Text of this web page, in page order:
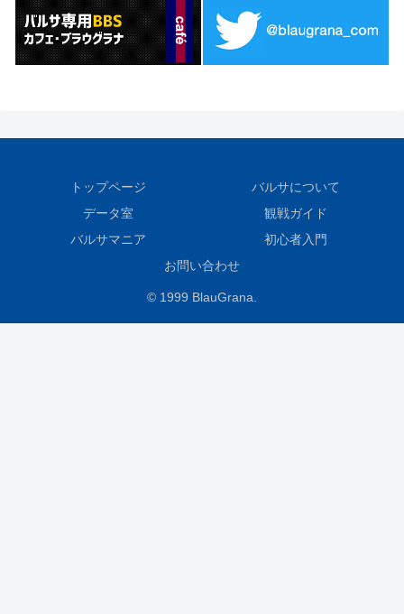
トップページ
バルサについて
データ室
観戦ガイド
バルサマニア
初心者入門
お問い合わせ
© 1999 BlauGrana.